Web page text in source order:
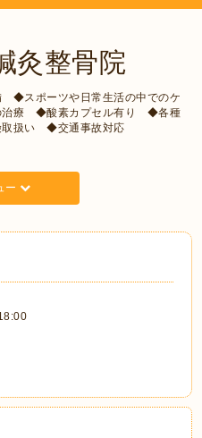
灸整骨院
スポーツや日常生活の中でのケ
治療 ◆酸素カプセル有り ◆各種
扱い ◆交通事故対応
ー